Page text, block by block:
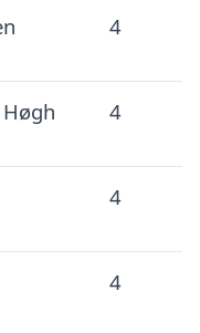
4
4
4
4